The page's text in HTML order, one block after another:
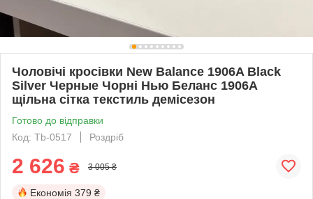
Чоловічі кросівки New Balance 1906A Black
Silver Черные Чорні Нью Беланс 1906A
щільна сітка текстиль демісезон
Готово до відправки
Код: Tb-0517
Роздріб
2 626 ₴ 3 005 ₴
Економія 379 ₴